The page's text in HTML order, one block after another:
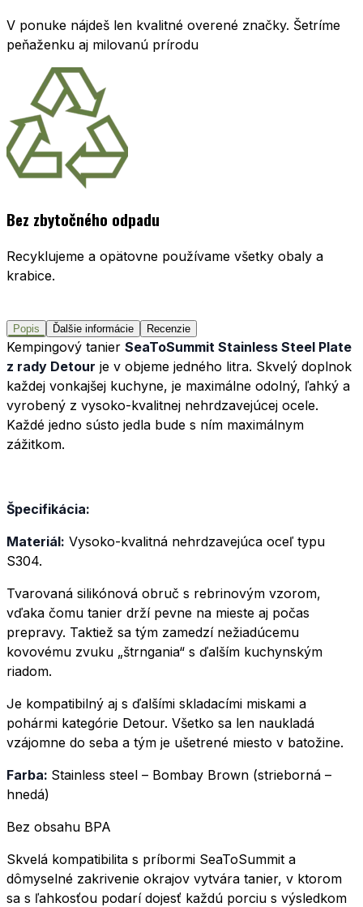
V ponuke nájdeš len kvalitné overené značky. Šetríme
peňaženku aj milovanú prírodu
Bez zbytočného odpadu
Recyklujeme a opätovne používame všetky obaly a
krabice.
Popis Ďalšie informácie Recenzie
Kempingový tanier SeaToSummit Stainless Steel Plate
z rady Detour je v objeme jedného litra. Skvelý doplnok
každej vonkajšej kuchyne, je maximálne odolný, ľahký a
vyrobený z vysoko-kvalitnej nehrdzavejúcej ocele.
Každé jedno sústo jedla bude s ním maximálnym
zážitkom.
Špecifikácia:
Materiál: Vysoko-kvalitná nehrdzavejúca oceľ typu
S304.
Tvarovaná silikónová obruč s rebrinovým vzorom,
vďaka čomu tanier drží pevne na mieste aj počas
prepravy. Taktiež sa tým zamedzí nežiadúcemu
kovovému zvuku „štrngania“ s ďalším kuchynským
riadom.
Je kompatibilný aj s ďalšími skladacími miskami a
pohármi kategórie Detour. Všetko sa len naukladá
vzájomne do seba a tým je ušetrené miesto v batožine.
Farba: Stainless steel – Bombay Brown (strieborná –
hnedá)
Bez obsahu BPA
Skvelá kompatibilita s príbormi SeaToSummit a
dômyselné zakrivenie okrajov vytvára tanier, v ktorom
sa s ľahkosťou podarí dojesť každú porciu s výsledkom